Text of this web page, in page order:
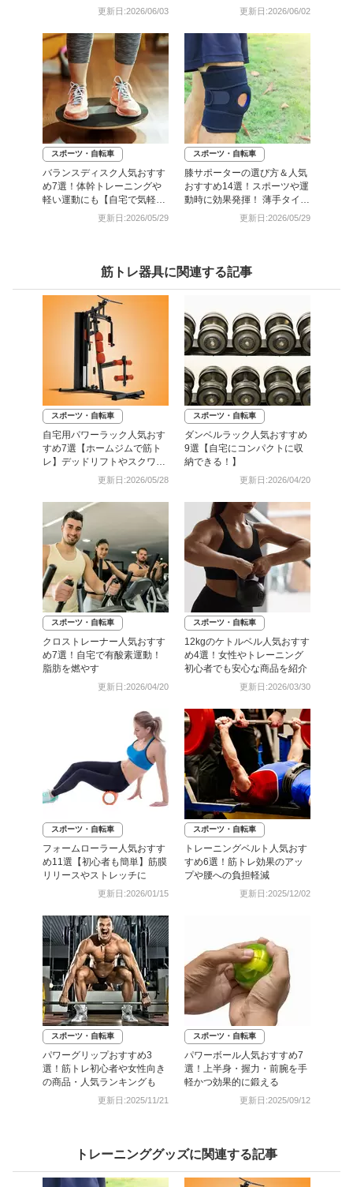
更新日:2026/06/03 更新日:2026/06/02
スポーツ・自転車
バランスディスク人気おすす
め7選！体幹トレーニングや
軽い運動にも【自宅で気軽に
エクササイズ】更新日:2026/05/29
スポーツ・自転車
膝サポーターの選び方＆人気
おすすめ14選！スポーツや運
動時に効果発揮！ 薄手タイプ
更新日:2026/05/29
筋トレ器具に関連する記事
スポーツ・自転車
自宅用パワーラック人気おす
すめ7選【ホームジムで筋ト
レ】デッドリフトやスクワッ
更新日:2026/05/28
スポーツ・自転車
ダンベルラック人気おすすめ
9選【自宅にコンパクトに収
納できる！】
更新日:2026/04/20
スポーツ・自転車
クロストレーナー人気おすす
め7選！自宅で有酸素運動！
脂肪を燃やす
更新日:2026/04/20
スポーツ・自転車
12kgのケトルベル人気おすす
め4選！女性やトレーニング
初心者でも安心な商品を紹介
更新日:2026/03/30
スポーツ・自転車
フォームローラー人気おすす
め11選【初心者も簡単】筋膜
リリースやストレッチに
更新日:2026/01/15
スポーツ・自転車
トレーニングベルト人気おす
すめ6選！筋トレ効果のアッ
プや腰への負担軽減
更新日:2025/12/02
スポーツ・自転車
パワーグリップおすすめ3
選！筋トレ初心者や女性向き
の商品・人気ランキングも
更新日:2025/11/21
スポーツ・自転車
パワーボール人気おすすめ7
選！上半身・握力・前腕を手
軽かつ効果的に鍛える
更新日:2025/09/12
トレーニンググッズに関連する記事